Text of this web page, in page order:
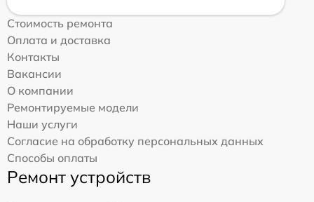
Стоимость ремонта
Оплата и доставка
Контакты
Вакансии
О компании
Ремонтируемые модели
Наши услуги
Согласие на обработку персональных данных
Способы оплаты
Ремонт устройств